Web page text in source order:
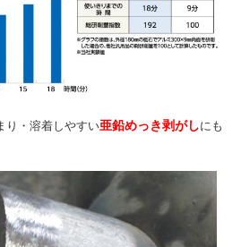
り・溶着しやすい亜鉛めっき剥がしにも